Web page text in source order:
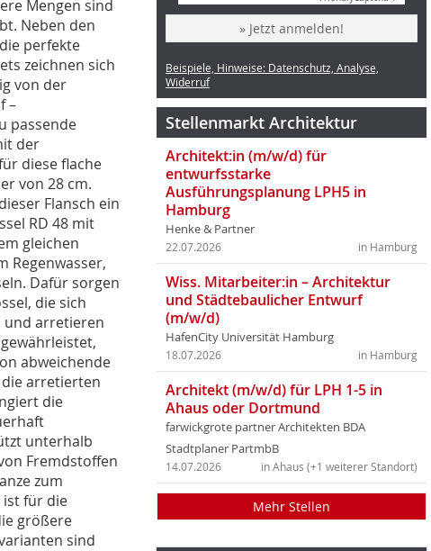
Mengen sind
Neben den
perfekte
zeichnen sich
von der
–
passende
der
diese flache
von 28 cm.
Flansch ein
RD 48 mit
gleichen
Regenwasser,
Dafür sorgen
die sich
und arretieren
ab­weichende
arretierten
die
unterhalb
Fremdstoffen
zum
ist für die
größere
sind
» Jetzt anmelden!
Beispiele, Hinweise: Datenschutz, Analyse,
Widerruf
Stellenmarkt Architektur
Architekt:in (m/w/d) für
entwurfsstarke
Ausführungsplanung LPH5 in
Hamburg
Henke & Partner
in Hamburg
22.07.2026
Wiss. Mitarbeiter:in – Architektur
und Städtebaulicher Entwurf
(m/w/d)
HafenCity Universität Hamburg
in Hamburg
18.07.2026
Architekt (m/w/d) für LPH 1-5 in
Ahaus oder Dortmund
farwickgrote partner Architekten BDA
Stadtplaner PartmbB
in Ahaus (+1 weiterer Standort)
14.07.2026
Mehr Stellen